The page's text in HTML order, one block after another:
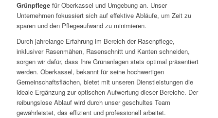
Grünpflegefür Oberkassel und Umgebung an. Unser
Unternehmen fokussiert sich auf effektive Abläufe, um Zeit zu
sparen und den Pflegeaufwand zu minimieren.
Durch jahrelange Erfahrung im Bereich der Rasenpflege,
inklusiver Rasenmähen, Rasenschnitt und Kanten schneiden,
sorgen wir dafür, dass Ihre Grünanlagen stets optimal präsentiert
werden. Oberkassel, bekannt für seine hochwertigen
Gemeinschaftsflächen, bietet mit unseren Dienstleistungen die
ideale Ergänzung zur optischen Aufwertung dieser Bereiche. Der
reibungslose Ablauf wird durch unser geschultes Team
gewährleistet, das effizient und professionell arbeitet.